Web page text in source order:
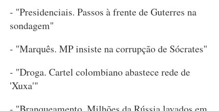
- "Presidenciais. Passos à frente de Guterres na
sondagem"
- "Marquês. MP insiste na corrupção de Sócrates"
- "Droga. Cartel colombiano abastece rede de
'Xuxa'"